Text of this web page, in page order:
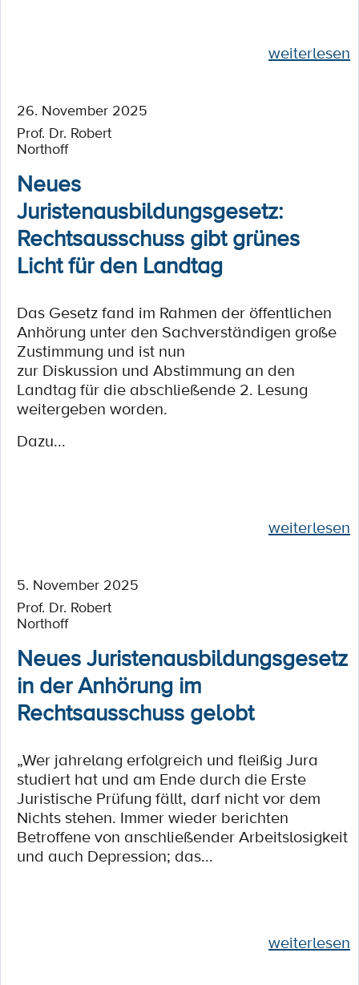
weiterlesen
26. November 2025
Prof. Dr. Robert
Northoff
Neues
Juristenausbildungsgesetz:
Rechtsausschuss gibt grünes
Licht für den Landtag
Das Gesetz fand im Rahmen der öffentlichen
Anhörung unter den Sachverständigen große
Zustimmung und ist nun
zur Diskussion und Abstimmung an den
Landtag für die abschließende 2. Lesung
weitergeben worden.
Dazu...
weiterlesen
5. November 2025
Prof. Dr. Robert
Northoff
Neues Juristenausbildungsgesetz
in der Anhörung im
Rechtsausschuss gelobt
„Wer jahrelang erfolgreich und fleißig Jura
studiert hat und am Ende durch die Erste
Juristische Prüfung fällt, darf nicht vor dem
Nichts stehen. Immer wieder berichten
Betroffene von anschließender Arbeitslosigkeit
und auch Depression; das...
weiterlesen